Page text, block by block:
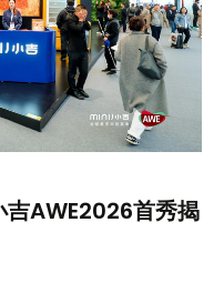
吉AWE2026首秀揭